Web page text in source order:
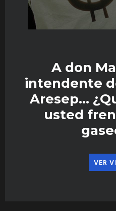
A don
intendente
Aresep…
usted
VER